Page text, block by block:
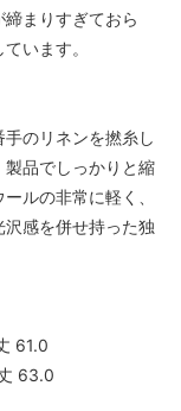
まりすぎておら
います。
のリネンを撚糸し
品でしっかりと縮
ルの非常に軽く、
感を併せ持った独
61.0
63.0